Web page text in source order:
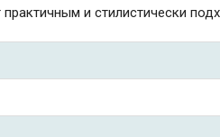
практичным и стилистически